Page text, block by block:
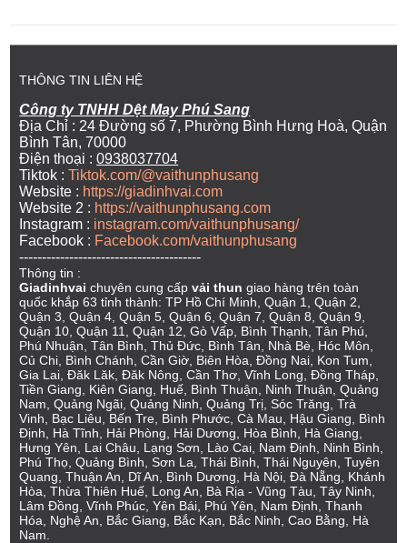
THÔNG TIN LIÊN HỆ
Công ty TNHH Dệt May Phú Sang
Địa Chỉ : 24 Đường số 7, Phường Bình Hưng Hoà, Quận
Bình Tân, 70000
Điện thoại :0938037704
Tiktok :Tiktok.com/@vaithunphusang
Website : https://giadinhvai.com
Website 2 : https://vaithunphusang.com
Instagram : instagram.com/vaithunphusang/
Facebook : Facebook.com/vaithunphusang
----------------------------------------
Thông tin :
Giadinhvai chuyên cung cấpvải thun giao hàng trên toàn
quốc khắp 63 tỉnh thành: TP Hồ Chí Minh, Quận 1, Quận 2,
Quận 3, Quận 4, Quận 5, Quận 6, Quận 7, Quận 8, Quận 9,
Quận 10, Quận 11, Quận 12, Gò Vấp, Bình Thạnh, Tân Phú,
Phú Nhuận, Tân Bình, Thủ Đức, Bình Tân, Nhà Bè, Hóc Môn,
Củ Chi, Bình Chánh, Cần Giờ, Biên Hòa, Đồng Nai, Kon Tum,
Gia Lai, Đăk Lăk, Đăk Nông, Cần Thơ, Vĩnh Long, Đồng Tháp,
Tiền Giang, Kiên Giang, Huế, Bình Thuận, Ninh Thuận, Quảng
Nam, Quảng Ngãi, Quảng Ninh, Quảng Trị, Sóc Trăng, Trà
Vinh, Bạc Liêu, Bến Tre, Bình Phước, Cà Mau, Hậu Giang, Bình
Định, Hà Tĩnh, Hải Phòng, Hải Dương, Hòa Bình, Hà Giang,
Hưng Yên, Lai Châu, Lạng Sơn, Lào Cai, Nam Định, Ninh Bình,
Phú Thọ, Quảng Bình, Sơn La, Thái Bình, Thái Nguyên, Tuyên
Quang, Thuận An, Dĩ An, Bình Dương, Hà Nội, Đà Nẵng, Khánh
Hòa, Thừa Thiên Huế, Long An, Bà Rịa - Vũng Tàu, Tây Ninh,
Lâm Đồng, Vĩnh Phúc, Yên Bái, Phú Yên, Nam Định, Thanh
Hóa, Nghệ An, Bắc Giang, Bắc Kạn, Bắc Ninh, Cao Bằng, Hà
Nam.